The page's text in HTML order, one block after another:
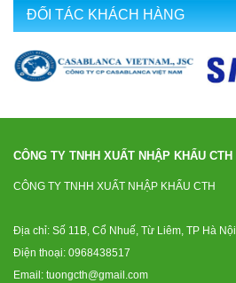
ĐỐI TÁC KHÁCH HÀNG
CÔNG TY TNHH XUẤT NHẬP KHẨU CTH
CÔNG TY TNHH XUẤT NHẬP KHẨU CTH
Địa chỉ: Số 11B, Cổ Nhuế, Từ Liêm, TP Hà Nội
Điện thoại: 0968438517
Email: tuongcth@gmail.com